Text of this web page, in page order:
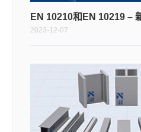
EN 10210和EN 10219 –
2023-12-07